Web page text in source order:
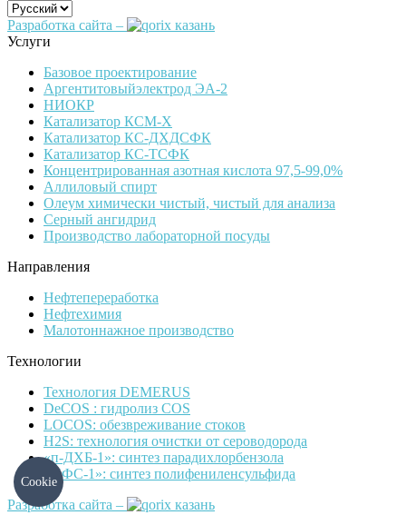
Разработка сайта –
Услуги
Базовое проектирование
Аргентитовыйэлектрод ЭА-2
НИОКР
Катализатор КСМ-Х
Катализатор КС-ДХДСФК
Катализатор КС-ТСФК
Концентрированная азотная кислота 97,5-99,0%
Аллиловый спирт
Олеум химически чистый, чистый для анализа
Серный ангидрид
Производство лабораторной посуды
Направления
Нефтепереработка
Нефтехимия
Малотоннажное производство
Технологии
Технология DEMERUS
DeCOS : гидролиз COS
LOCOS: обезвреживание стоков
H2S: технология очистки от сероводорода
«п-ДХБ-1»: синтез парадихлорбензола
«ПФС-1»: синтез полифениленсульфида
Разработка сайта –
Cookie